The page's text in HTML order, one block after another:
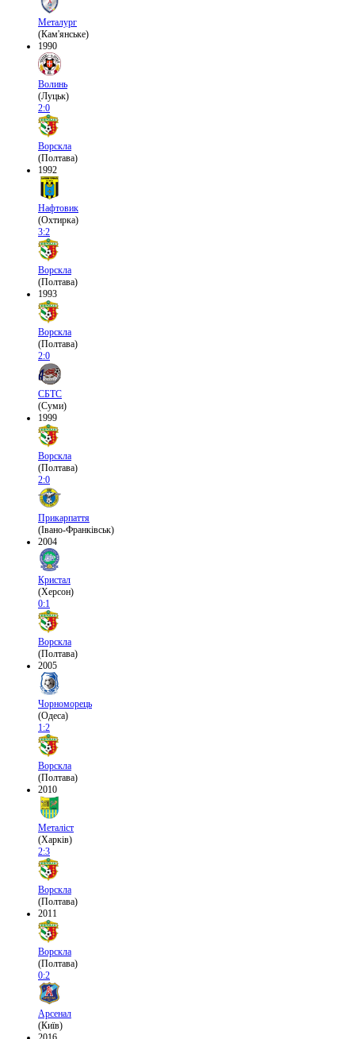
Металург
(Кам'янське)
1990
Волинь
(Луцьк)
2:0
Ворскла
(Полтава)
1992
Нафтовик
(Охтирка)
3:2
Ворскла
(Полтава)
1993
Ворскла
(Полтава)
2:0
СБТС
(Суми)
1999
Ворскла
(Полтава)
2:0
Прикарпаття
(Івано-Франківськ)
2004
Кристал
(Херсон)
0:1
Ворскла
(Полтава)
2005
Чорноморець
(Одеса)
1:2
Ворскла
(Полтава)
2010
Металіст
(Харків)
2:3
Ворскла
(Полтава)
2011
Ворскла
(Полтава)
0:2
Арсенал
(Київ)